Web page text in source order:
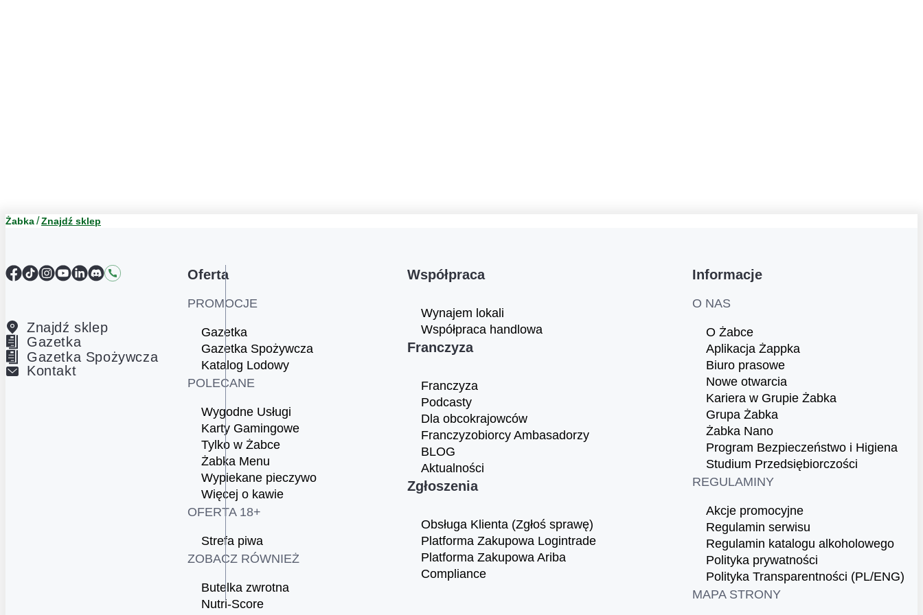
Żabka Znajdź sklep
Facebook
TikTokInstagram
YouTube
LinkedIn
DiscordKontakt
Znajdź sklep
Gazetka
Gazetka Spożywcza
Kontakt
Oferta
PROMOCJE
Gazetka
Gazetka Spożywcza
Katalog Lodowy
POLECANE
Wygodne Usługi
Karty Gamingowe
Tylko w Żabce
Żabka Menu
Wypiekane pieczywo
Więcej o kawie
OFERTA 18+
Strefa piwa
ZOBACZ RÓWNIEŻ
Butelka zwrotna
Nutri-Score
Współpraca
Wynajem lokali
Współpraca handlowa
Franczyza
Franczyza
Podcasty
Dla obcokrajowców
Franczyzobiorcy Ambasadorzy
BLOG
Aktualności
Zgłoszenia
Obsługa Klienta (Zgłoś sprawę)
Platforma Zakupowa Logintrade
Platforma Zakupowa Ariba
Compliance
Informacje
O NAS
O Żabce
Aplikacja Żappka
Biuro prasowe
Nowe otwarcia
Kariera w Grupie Żabka
Grupa Żabka
Żabka Nano
Program Bezpieczeństwo i Higiena
Studium Przedsiębiorczości
REGULAMINY
Akcje promocyjne
Regulamin serwisu
Regulamin katalogu alkoholowego
Polityka prywatności
Polityka Transparentności (PL/ENG)
MAPA STRONY